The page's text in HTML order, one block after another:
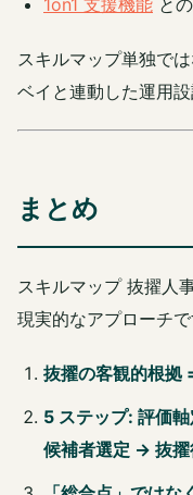
1on1 支援機能 と
スキルマップ単独で
ベイと連動した運用設
まとめ
スキルマップ 抜擢人事
現実的なアプローチ
抜擢の客観的根拠
5 ステップ: 評価
候補者選定 → 抜擢